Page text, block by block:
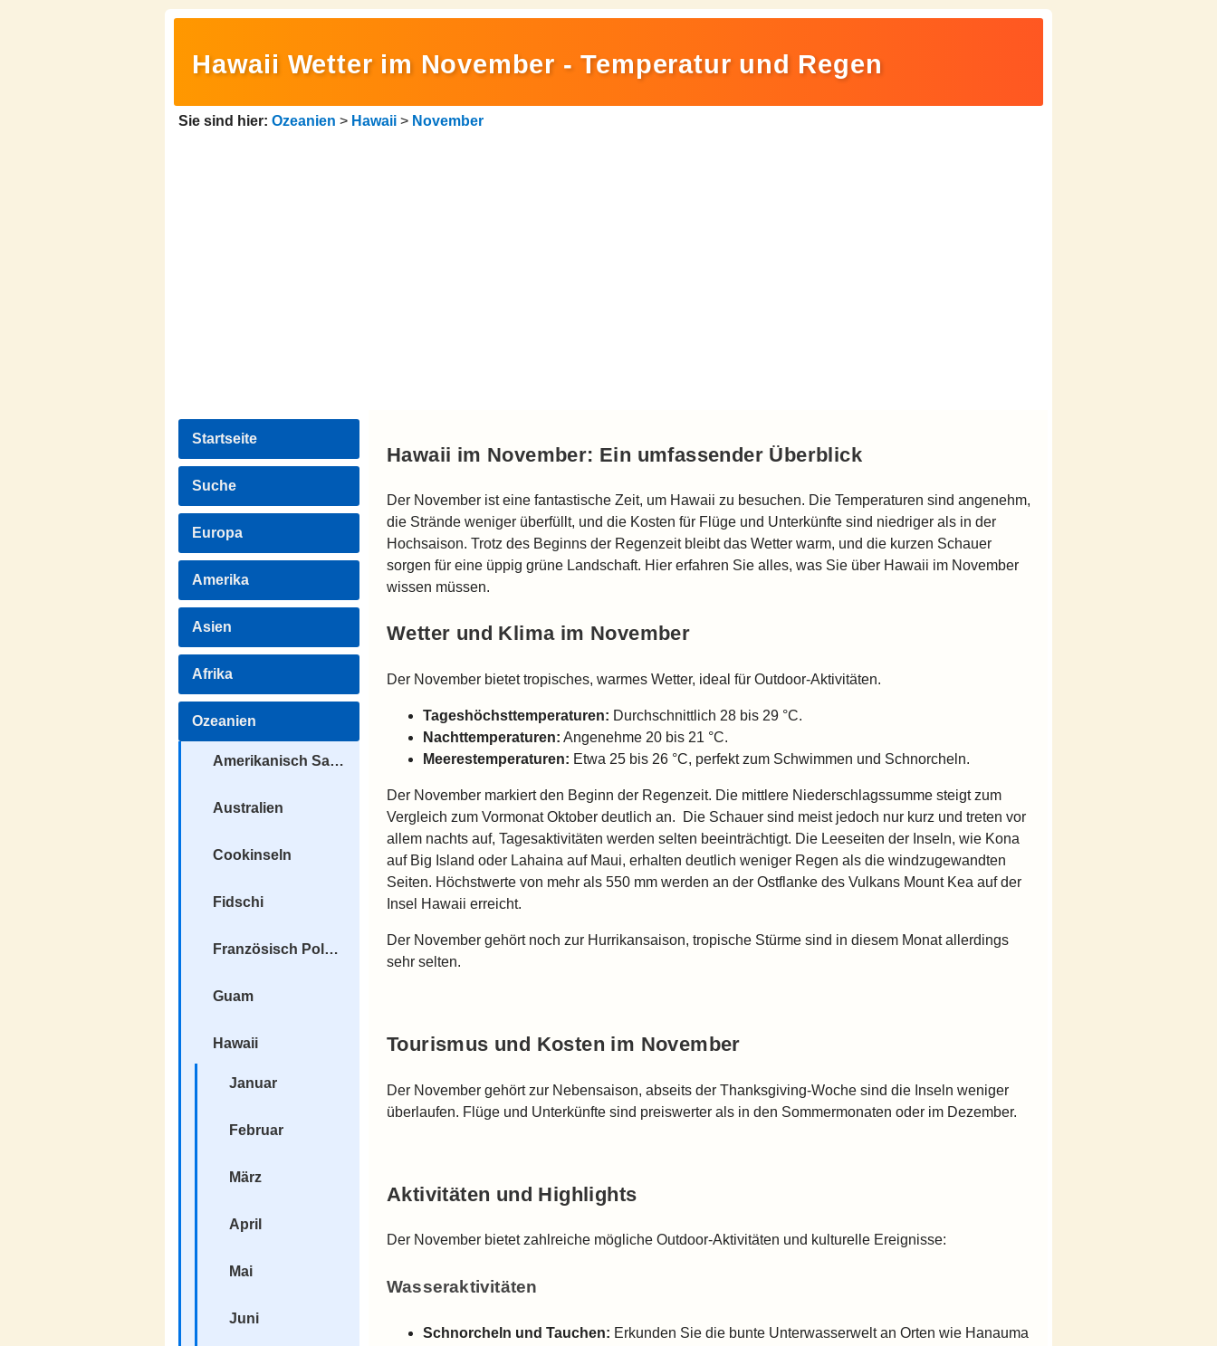
Hawaii Wetter im November - Temperatur und Regen
Sie sind hier: Ozeanien > Hawaii > November
Startseite
Suche
Europa
Amerika
Asien
Afrika
Ozeanien
Amerikanisch Samoa
Australien
Cookinseln
Fidschi
Französisch Polynesien
Guam
Hawaii
Januar
Februar
März
April
Mai
Juni
Hawaii im November: Ein umfassender Überblick
Der November ist eine fantastische Zeit, um Hawaii zu besuchen. Die Temperaturen sind angenehm,
die Strände weniger überfüllt, und die Kosten für Flüge und Unterkünfte sind niedriger als in der
Hochsaison. Trotz des Beginns der Regenzeit bleibt das Wetter warm, und die kurzen Schauer
sorgen für eine üppig grüne Landschaft. Hier erfahren Sie alles, was Sie über Hawaii im November
wissen müssen.
Wetter und Klima im November
Der November bietet tropisches, warmes Wetter, ideal für Outdoor-Aktivitäten.
Tageshöchsttemperaturen: Durchschnittlich 28 bis 29 °C.
Nachttemperaturen: Angenehme 20 bis 21 °C.
Meerestemperaturen: Etwa 25 bis 26 °C, perfekt zum Schwimmen und Schnorcheln.
Der November markiert den Beginn der Regenzeit. Die mittlere Niederschlagssumme steigt zum
Vergleich zum Vormonat Oktober deutlich an. Die Schauer sind meist jedoch nur kurz und treten vor
allem nachts auf, Tagesaktivitäten werden selten beeinträchtigt. Die Leeseiten der Inseln, wie Kona
auf Big Island oder Lahaina auf Maui, erhalten deutlich weniger Regen als die windzugewandten
Seiten. Höchstwerte von mehr als 550 mm werden an der Ostflanke des Vulkans Mount Kea auf der
Insel Hawaii erreicht.
Der November gehört noch zur Hurrikansaison, tropische Stürme sind in diesem Monat allerdings
sehr selten.
Tourismus und Kosten im November
Der November gehört zur Nebensaison, abseits der Thanksgiving-Woche sind die Inseln weniger
überlaufen. Flüge und Unterkünfte sind preiswerter als in den Sommermonaten oder im Dezember.
Aktivitäten und Highlights
Der November bietet zahlreiche mögliche Outdoor-Aktivitäten und kulturelle Ereignisse:
Wasseraktivitäten
Schnorcheln und Tauchen: Erkunden Sie die bunte Unterwasserwelt an Orten wie Hanauma